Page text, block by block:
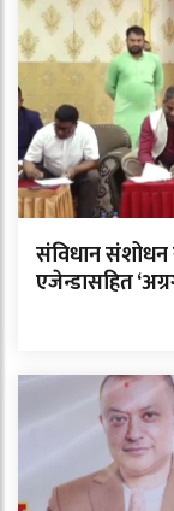
संविधान
एजेन्डासहित